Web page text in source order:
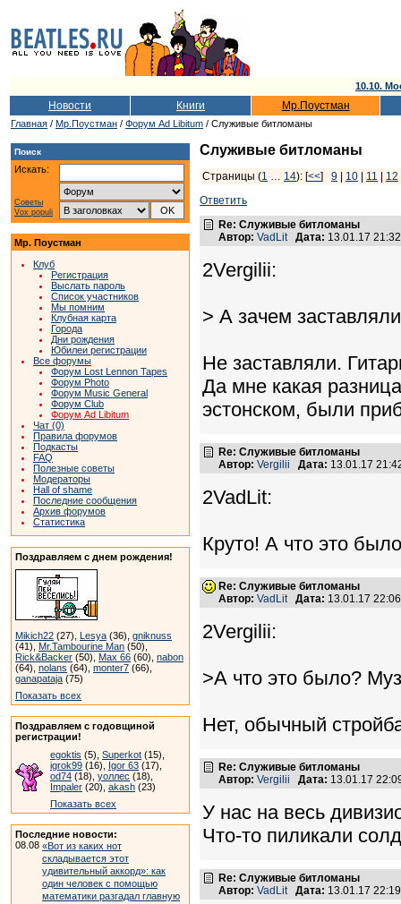
10.10.
Новости Книги Мр.Поустман
Главная / Мр.Поустман / Форум Ad Libitum / Служивые битломаны
Поиск
Искать:
Советы
Vox populi
Мр. Поустман
Клуб
Регистрация
Выслать пароль
Список участников
Мы помним
Клубная карта
Города
Дни рождения
Юбилеи регистрации
Все форумы
Форум Lost Lennon Tapes
Форум Photo
Форум Music General
Форум Club
Форум Ad Libitum
Чат (0)
Правила форумов
Подкасты
FAQ
Полезные советы
Модераторы
Hall of shame
Последние сообщения
Архив форумов
Статистика
Поздравляем с днем рождения!
Mikich22 (27), Lesya (36), gniknuss
(41), Mr.Tambourine Man (50),
Rick&Backer (50), Max 66 (60), nabon
(64), nolans (64), monter7 (66),
ganapataja (75)
Показать всех
Поздравляем с годовщиной
регистрации!
egoktis (5), Superkot (15),
igrok99 (16), Igor 63 (17),
od74 (18), уоллес (18),
Impaler (20), akash (23)
Показать всех
Последние новости:
08.08 «Вот из каких нот
складывается этот
удивительный аккорд»: как
один человек с помощью
математики разгадал главную
Служивые битломаны
Страницы (1 … 14): [<<] 9 10 11 12
Ответить
Re: Служивые битломаны
Автор: VadLit Дата: 13.01.17
2Vergilii:
> А зачем
Не заставляли.
Да мне какая
эстонском, были
Re: Служивые битломаны
Автор: Vergilii Дата: 13.01.17
2VadLit:
Круто! А что это
Re: Служивые битломаны
Автор: VadLit Дата: 13.01.17
2Vergilii:
>А что это было?
Нет, обычный
Re: Служивые битломаны
Автор: Vergilii Дата: 13.01.17
У нас на весь
Что-то пиликали
Re: Служивые битломаны
Автор: VadLit Дата: 13.01.17